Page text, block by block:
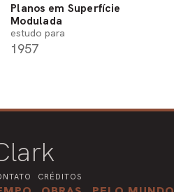
Planos em Superfície
Modulada
estudo para
1957
CRÉDITOS